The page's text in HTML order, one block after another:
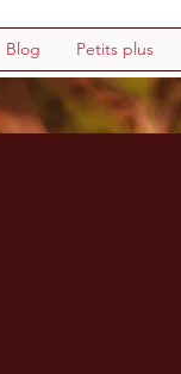
Blog Petits plus